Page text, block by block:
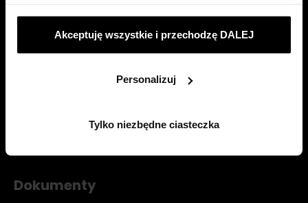
„Akceptuje wszystkie i przechodzę DALEJ”; dostosować
ciasteczka używając opcji „Personalizuj”; odmówić ciasteczek,
które nie są niezbędne: klikając „Tylko niezbędne ciasteczka”.
Akceptuję wszystkie i przechodzę DALEJ
Personalizuj
Tylko niezbędne ciasteczka
partnerzy
ekspert finansowy
Dokumenty